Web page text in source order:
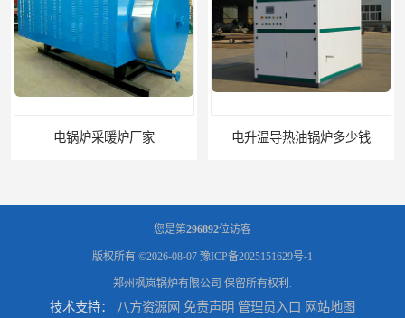
电锅炉采暖炉厂家 电升温导热油锅炉多少钱
您是第296892位访客
版权所有 ©2026-08-07 豫ICP备2025151629号-1
郑州枫岚锅炉有限公司 保留所有权利.
技术支持： 八方资源网 免责声明 管理员入口 网站地图